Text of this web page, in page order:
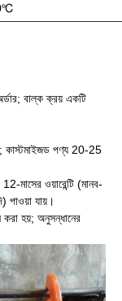
বাল্ক ক্রয় একটি
কাস্টমাইজড পণ্য 20-25
মাসের ওয়ারেন্টি (মানব-
পাওয়া যায়।
করা হয়; অনুসন্ধানের